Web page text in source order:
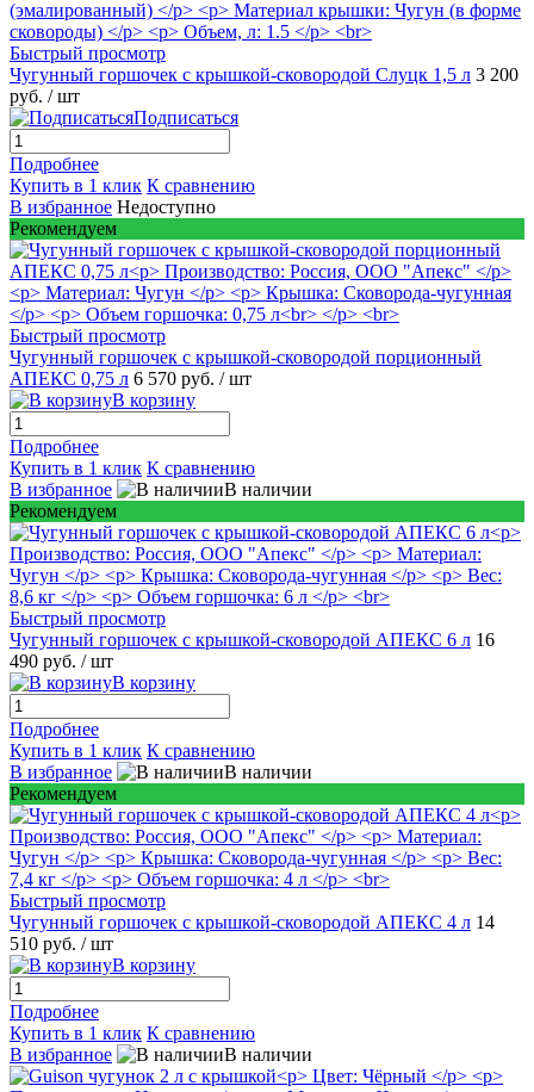
Быстрый просмотр
Чугунный горшочек с крышкой-сковородой Слуцк 1,5 л 3 200
руб. / шт
Подписаться
Подробнее
Купить в 1 клик К сравнению
В избранное Недоступно
Рекомендуем
Быстрый просмотр
Чугунный горшочек с крышкой-сковородой порционный
АПЕКС 0,75 л 6 570 руб. / шт
В корзину
Подробнее
Купить в 1 клик К сравнению
В избранное
В наличии
Рекомендуем
Быстрый просмотр
Чугунный горшочек с крышкой-сковородой АПЕКС 6 л 16
490 руб. / шт
В корзину
Подробнее
Купить в 1 клик К сравнению
В избранное
В наличии
Рекомендуем
Быстрый просмотр
Чугунный горшочек с крышкой-сковородой АПЕКС 4 л 14
510 руб. / шт
В корзину
Подробнее
Купить в 1 клик К сравнению
В избранное
В наличии